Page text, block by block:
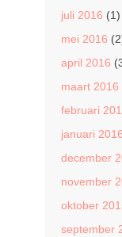
juli 2016 (1)
mei 2016
april 2016
maart 2016
februari
januari 2016
december
november
oktober
september